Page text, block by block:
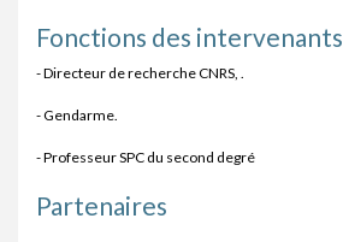
Fonctions des intervenants
- Directeur de recherche CNRS, .
- Gendarme.
- Professeur SPC du second degré
Partenaires